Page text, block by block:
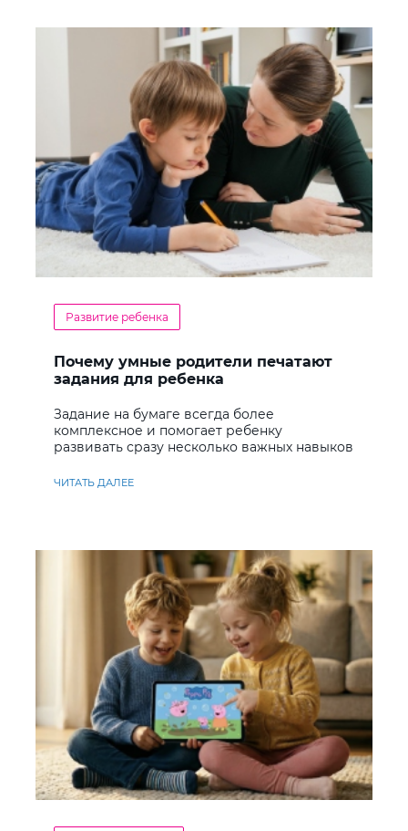
Развитие ребенка
Почему умные родители печатают
задания для ребенка
Задание на бумаге всегда более
комплексное и помогает ребенку
развивать сразу несколько важных навыков
ЧИТАТЬ ДАЛЕЕ